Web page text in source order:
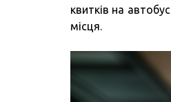
квитків на автобус
місця.